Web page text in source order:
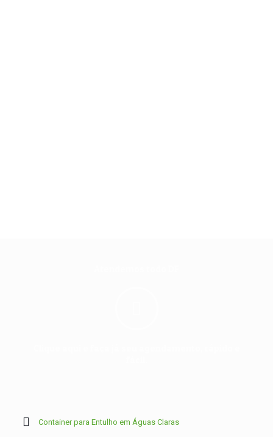
Container para Entulho em Águas Claras